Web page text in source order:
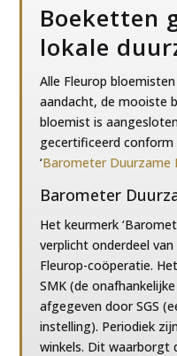
Boeketten
lokale
Alle Fleurop
aandacht, de mooiste
bloemist is
gecertificeerd
‘Barometer Duurzame
Barometer
Het keurmerk
verplicht onderdeel
Fleurop-coöperatie.
SMK (de
afgegeven door SGS
instelling). Periodiek
winkels. Dit waarborgt